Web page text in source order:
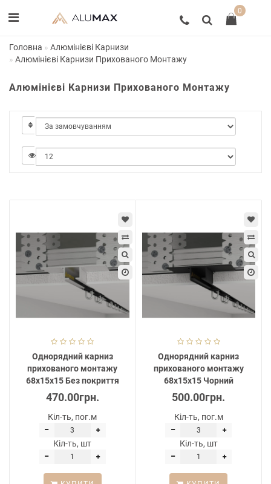
0
Головна
Алюмінієві Карнизи
Алюмінієві Карнизи Прихованого Монтажу
Алюмінієві Карнизи Прихованого Монтажу
Однорядний карниз
прихованого монтажу
68х15х15 Без покриття
470.00грн.
Кіл-ть, пог.м
Кіл-ть, шт
Однорядний карниз
прихованого монтажу
68х15х15 Чорний
500.00грн.
Кіл-ть, пог.м
Кіл-ть, шт